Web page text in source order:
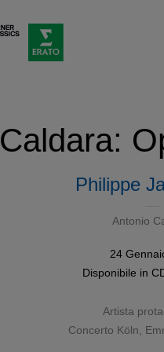
Caldara:
Philippe
Antonio
24
Disponibile in
Artista
Concerto Köln